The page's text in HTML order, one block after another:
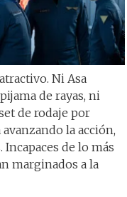
Ni Asa
de rayas, ni
de rodaje por
la acción,
de lo más
marginados a la